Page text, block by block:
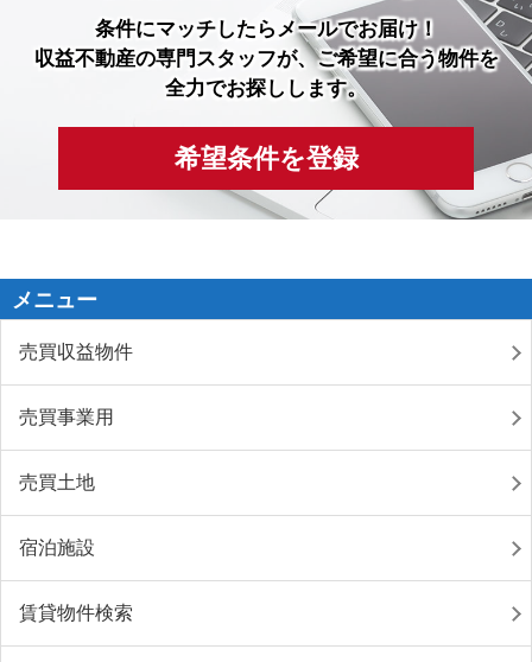
条件にマッチしたらメールでお届け！
収益不動産の専門スタッフが、ご希望に合う物件を
全力でお探しします。
希望条件を登録
メニュー
売買収益物件
売買事業用
売買土地
宿泊施設
賃貸物件検索